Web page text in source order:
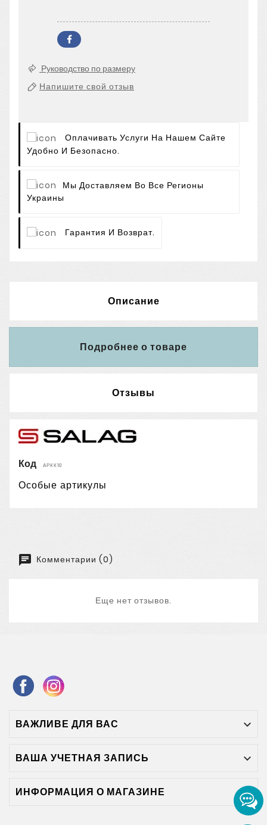
Руководство по размеру
Напишите свой отзыв
Оплачивать Услуги На Нашем Сайте
Удобно И Безопасно.
Мы Доставляем Во Все Регионы
Украины
Гарантия И Возврат.
Описание
Подробнее о товаре
Отзывы
Код АРКК10
Особые артикулы
Комментарии (0)
Еще нет отзывов.
ВАЖЛИВЕ ДЛЯ ВАС 
ВАША УЧЕТНАЯ ЗАПИСЬ 
ИНФОРМАЦИЯ О МАГАЗИНЕ 